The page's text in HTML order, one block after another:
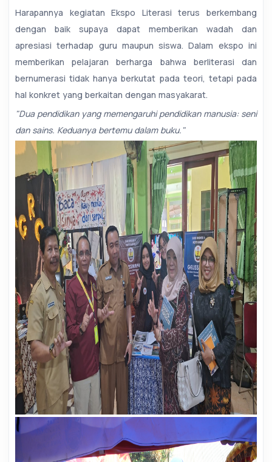
Harapannya kegiatan Ekspo Literasi terus berkembang
dengan baik supaya dapat memberikan wadah dan
apresiasi terhadap guru maupun siswa. Dalam ekspo ini
memberikan pelajaran berharga bahwa berliterasi dan
bernumerasi tidak hanya berkutat pada teori, tetapi pada
hal konkret yang berkaitan dengan masyakarat.
"Dua pendidikan yang memengaruhi pendidikan manusia: seni
dan sains. Keduanya bertemu dalam buku."